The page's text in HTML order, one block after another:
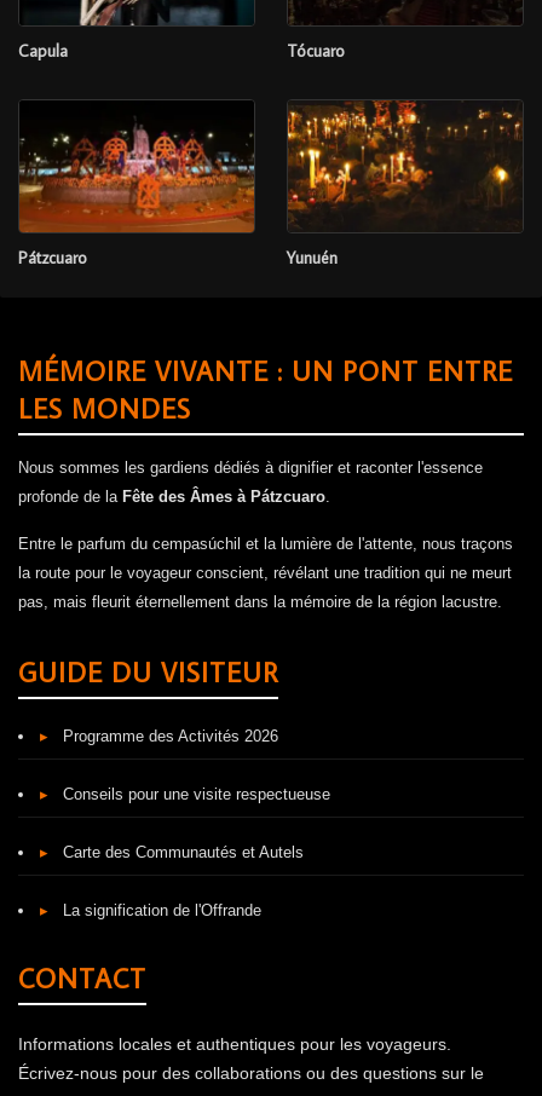
Capula Tócuaro
Pátzcuaro Yunuén
MÉMOIRE VIVANTE : UN PONT ENTRE
LES MONDES
Nous sommes les gardiens dédiés à dignifier et raconter l'essence
profonde de la Fête des Âmes à Pátzcuaro.
Entre le parfum du cempasúchil et la lumière de l'attente, nous traçons
la route pour le voyageur conscient, révélant une tradition qui ne meurt
pas, mais fleurit éternellement dans la mémoire de la région lacustre.
GUIDE DU VISITEUR
▸ Programme des Activités 2026
▸ Conseils pour une visite respectueuse
▸ Carte des Communautés et Autels
▸ La signification de l'Offrande
CONTACT
Informations locales et authentiques pour les voyageurs.
Écrivez-nous pour des collaborations ou des questions sur le